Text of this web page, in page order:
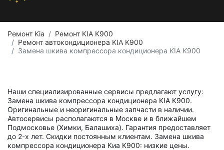
Ремонт Kia
Ремонт KIA K900
Ремонт автокондиционера KIA K900
Замена шкива компрессора кондиционера KIA K900
Наши специализированные сервисы предлагают услугу:
Замена шкива компрессора кондиционера KIA K900.
Оригинальные и неоригинальные запчасти в наличии.
Автосервисы располагаются в Москве и в ближайшем
Подмосковье (Химки, Балашиха). Гарантия предоставляет
до 2-х лет. Скидки постоянным клиентам. Замена шкива
компрессора кондиционера Киа К900: низкие цены.